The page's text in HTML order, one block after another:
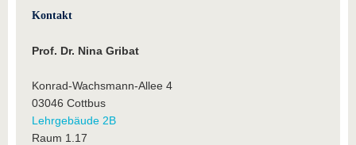
Kontakt
Prof. Dr. Nina Gribat
Konrad-Wachsmann-Allee 4
03046 Cottbus
Lehrgebäude 2B
Raum 1.17